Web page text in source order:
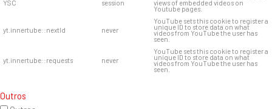
YSC session views of embedded videos on
Youtube pages.
yt.innertube::nextId never
YouTube sets this cookie to register a
unique ID to store data on what
videos from YouTube the user has
seen.
yt.innertube::requests never
YouTube sets this cookie to register a
unique ID to store data on what
videos from YouTube the user has
seen.
Outros